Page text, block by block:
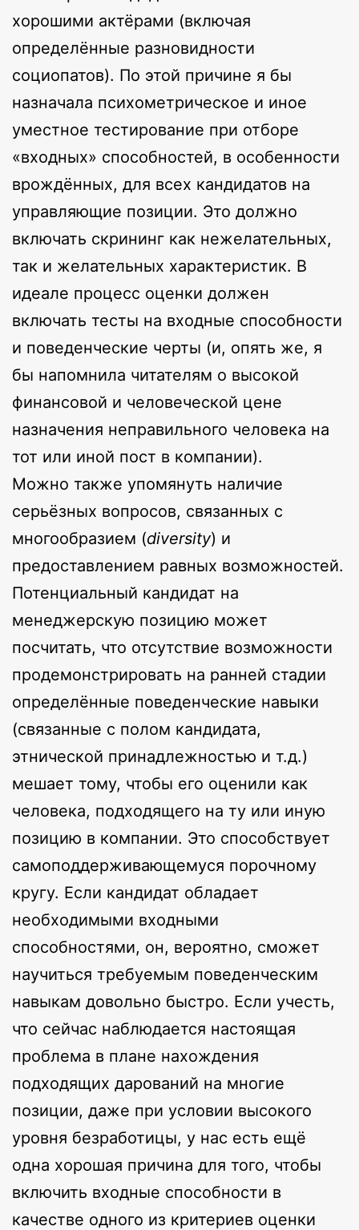
хорошими актёрами (включая
определённые разновидности
социопатов). По этой причине я бы
назначала психометрическое и иное
уместное тестирование при отборе
«входных» способностей, в особенности
врождённых, для всех кандидатов на
управляющие позиции. Это должно
включать скрининг как нежелательных,
так и желательных характеристик. В
идеале процесс оценки должен
включать тесты на входные способности
и поведенческие черты (и, опять же, я
бы напомнила читателям о высокой
финансовой и человеческой цене
назначения неправильного человека на
тот или иной пост в компании).
Можно также упомянуть наличие
серьёзных вопросов, связанных с
многообразием (diversity) и
предоставлением равных возможностей.
Потенциальный кандидат на
менеджерскую позицию может
посчитать, что отсутствие возможности
продемонстрировать на ранней стадии
определённые поведенческие навыки
(связанные с полом кандидата,
этнической принадлежностью и т.д.)
мешает тому, чтобы его оценили как
человека, подходящего на ту или иную
позицию в компании. Это способствует
самоподдерживающемуся порочному
кругу. Если кандидат обладает
необходимыми входными
способностями, он, вероятно, сможет
научиться требуемым поведенческим
навыкам довольно быстро. Если учесть,
что сейчас наблюдается настоящая
проблема в плане нахождения
подходящих дарований на многие
позиции, даже при условии высокого
уровня безработицы, у нас есть ещё
одна хорошая причина для того, чтобы
включить входные способности в
качестве одного из критериев оценки